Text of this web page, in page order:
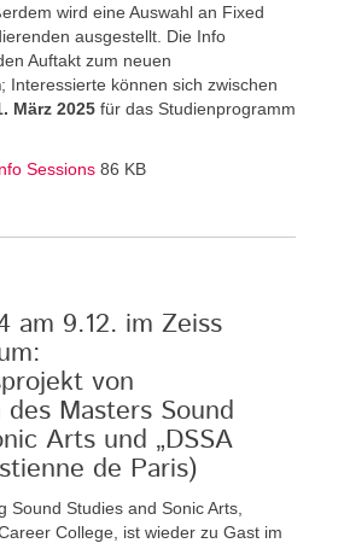
wird eine Auswahl an Fixed
ausgestellt. Die Info
Auftakt zum neuen
; Interessierte können sich zwischen
März 2025 für das Studienprogramm
Sessions 86 KB
am 9.12. im Zeiss
von
Masters Sound
Arts und „DSSA
de Paris)
Sound Studies and Sonic Arts,
College, ist wieder zu Gast im